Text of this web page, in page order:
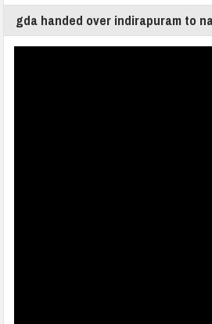
gda handed over indirapuram to